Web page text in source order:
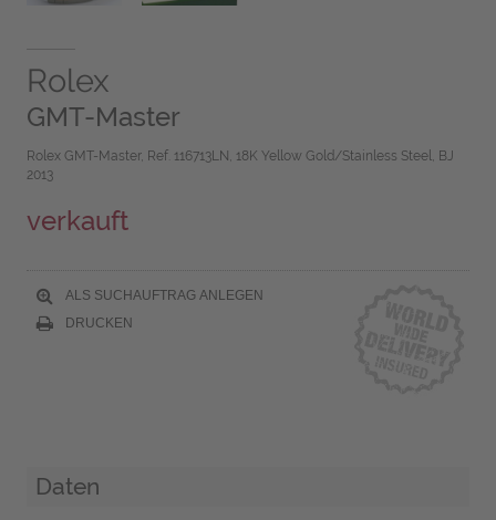
Rolex
GMT-Master
Rolex GMT-Master, Ref. 116713LN, 18K Yellow Gold/Stainless Steel, BJ
2013
verkauft
ALS SUCHAUFTRAG ANLEGEN
DRUCKEN
Daten